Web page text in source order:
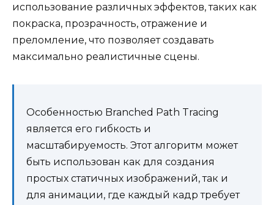
использование различных эффектов, таких как
покраска, прозрачность, отражение и
преломление, что позволяет создавать
максимально реалистичные сцены.
Особенностью Branched Path Tracing
является его гибкость и
масштабируемость. Этот алгоритм может
быть использован как для создания
простых статичных изображений, так и
для анимации, где каждый кадр требует